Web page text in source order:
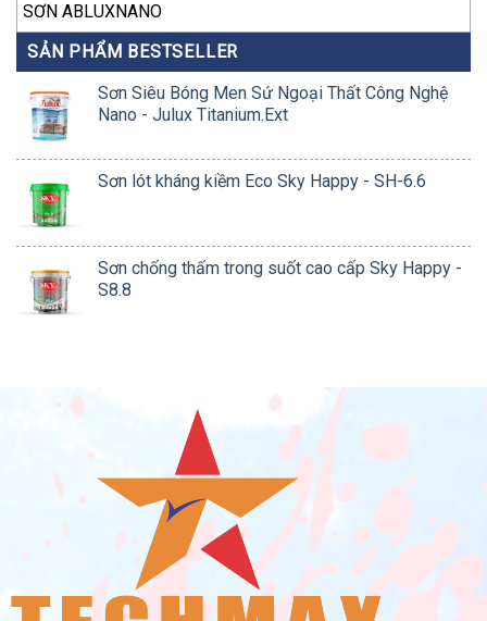
SƠN ABLUXNANO
SẢN PHẨM BESTSELLER
Sơn Siêu Bóng Men Sứ Ngoại Thất Công Nghệ
Nano - Julux Titanium.Ext
Sơn lót kháng kiềm Eco Sky Happy - SH-6.6
Sơn chống thấm trong suốt cao cấp Sky Happy -
S8.8